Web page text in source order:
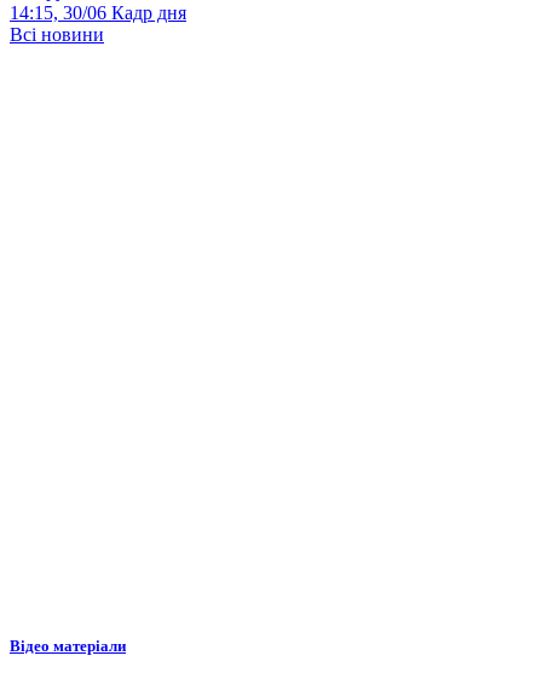
14:15, 30/06 Кадр дня
Всі новини
Відео матеріали